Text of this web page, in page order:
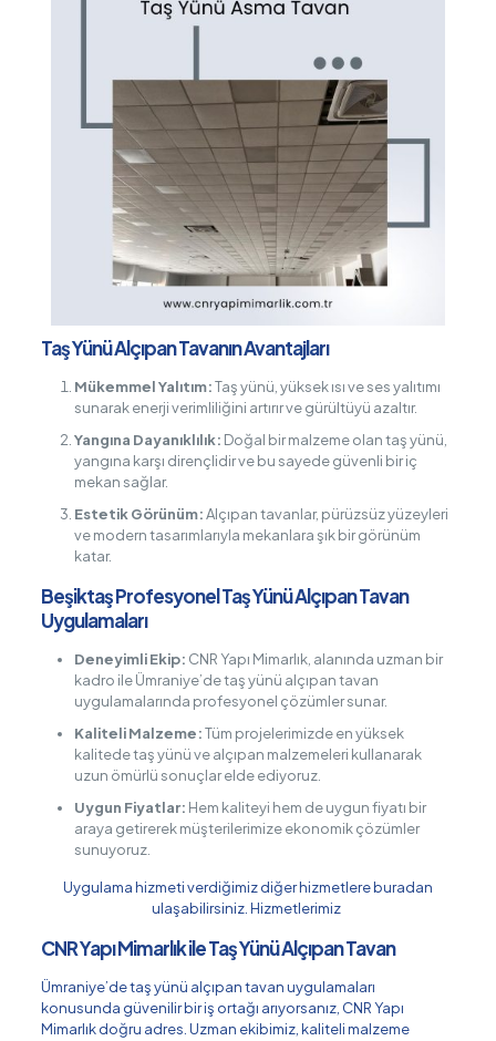
Taş Yünü Alçıpan Tavanın Avantajları
Mükemmel Yalıtım:Taş yünü, yüksek ısı ve ses yalıtımı
sunarak enerji verimliliğini artırır ve gürültüyü azaltır.
Yangına Dayanıklılık: Doğal bir malzeme olan taş yünü,
yangına karşı dirençlidir ve bu sayede güvenli bir iç
mekan sağlar.
Estetik Görünüm:Alçıpan tavanlar, pürüzsüz yüzeyleri
ve modern tasarımlarıyla mekanlara şık bir görünüm
katar.
Beşiktaş Profesyonel Taş Yünü Alçıpan Tavan
Uygulamaları
Deneyimli Ekip: CNR Yapı Mimarlık, alanında uzman bir
kadro ile Ümraniye’de taş yünü alçıpan tavan
uygulamalarında profesyonel çözümler sunar.
Kaliteli Malzeme:Tüm projelerimizde en yüksek
kalitede taş yünü ve alçıpan malzemeleri kullanarak
uzun ömürlü sonuçlar elde ediyoruz.
Uygun Fiyatlar: Hem kaliteyi hem de uygun fiyatı bir
araya getirerek müşterilerimize ekonomik çözümler
sunuyoruz.
Uygulama hizmeti verdiğimiz diğer hizmetlere buradan
ulaşabilirsiniz.Hizmetlerimiz
CNR Yapı Mimarlık ile Taş Yünü Alçıpan Tavan
Ümraniye’de taş yünü alçıpan tavan uygulamaları
konusunda güvenilir bir iş ortağı arıyorsanız, CNR Yapı
Mimarlık doğru adres. Uzman ekibimiz, kaliteli malzeme